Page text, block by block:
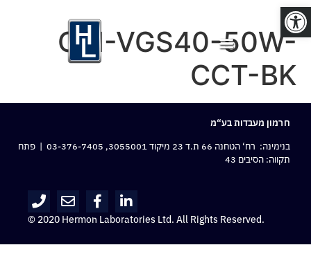
פתח סרגל נגישות
OM-VGS40-50W-
CCT-BK
חרמון מעבדות בע“מ
בנימינה: רח‘ הטחנה 66 ת.ד 23 מיקוד 3055001,
03-376-7405 | פתח
תקווה: הסיבים 43
© 2020 Hermon Laboratories Ltd. All Rights Reserved.